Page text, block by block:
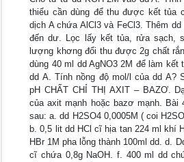
thiểu cần dùng để thu được kết tủa
dịch A chứa AlCl3 và FeCl3. Thêm
đến dư. Lọc lấy kết tủa, rửa sạch,
lượng khơng đổi thu được 2g chất
dùng 40 ml dd AgNO3 2M để làm kết
dd A. Tính nồng độ mol/l của dd A?
pH CHẤT CHỈ THỊ AXIT – BAZƠ.
của axit mạnh hoặc bazơ mạnh. Bài
sau: a. dd H2SO4 0,0005M ( coi
b. 0,5 lit dd HCl cĩ hịa tan 224 ml khí
HBr 1M pha lỗng thành 100ml dd. d.
cĩ chứa 0,8g NaOH. f. 400 ml dd